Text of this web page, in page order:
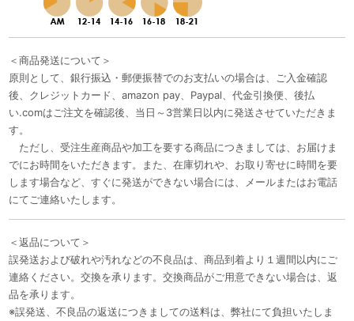
＜商品発送について＞
原則として、銀行振込・郵便振替でのお支払いの場合は、ご入金確認
後、クレジットカード、amazon pay、Paypal、代金引換便、後払
い.comはご注文を確認後、当日～3営業日以内に発送させていただきま
す。
ただし、受注生産商品や加工を要する商品につきましては、お届けま
でにお時間をいただきます。また、在庫切れや、お取り寄せに時間を要
します場合など、すぐに発送ができない場合には、メールまたはお電話
にてご連絡いたします。
＜返品について＞
誤発送および破れや汚れなどの不良品は、商品到着より１週間以内にご
連絡ください。交換を承ります。交換商品がご用意できない場合は、返
品を承ります。
※誤発送、不良品の返送につきましての送料は、弊社にて負担いたしま